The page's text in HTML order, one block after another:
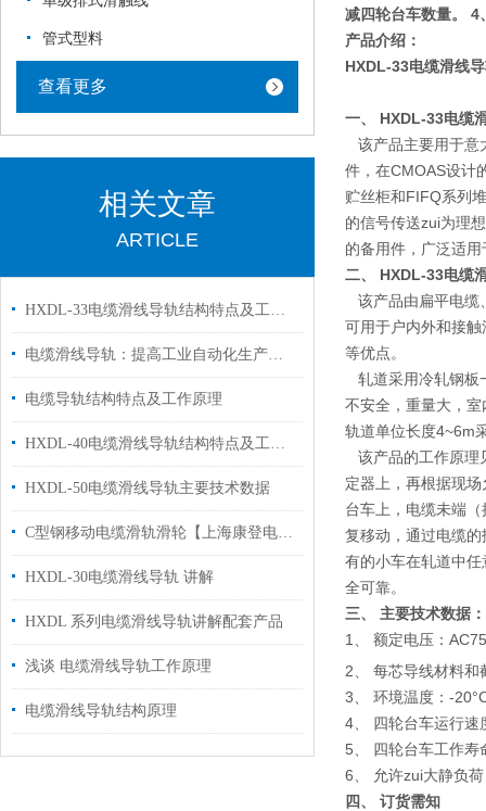
管式型料
查看更多
相关文章
ARTICLE
HXDL-33电缆滑线导轨结构特点及工作原理
电缆滑线导轨：提高工业自动化生产效率的重要组成部分
电缆导轨结构特点及工作原理
HXDL-40电缆滑线导轨结构特点及工作原理
HXDL-50电缆滑线导轨主要技术数据
C型钢移动电缆滑轨滑轮【上海康登电气】
HXDL-30电缆滑线导轨 讲解
HXDL 系列电缆滑线导轨讲解配套产品
浅谈 电缆滑线导轨工作原理
电缆滑线导轨结构原理
减四轮台车数量。 4
产品介绍：
HXDL-33电缆滑线
一、 HXDL-33电缆
该产品主要用于意
件，在CMOAS设计
贮丝柜和FIFQ系列
的信号传送zui为理
的备用件，广泛适
二、 HXDL-33电缆
该产品由扁平电缆
可用于户内外和接
等优点。
轧道采用冷轧钢板
不安全，重量大，
轨道单位长度4~6m
该产品的工作原理
定器上，再根据现
台车上，电缆未端
复移动，通过电缆
有的小车在轧道中
全可靠。
三、 主要技术数据：
1、 额定电压：
2、 每芯导线材料
3、 环境温度：-
4、 四轮台车运行速
5、 四轮台车工作寿
6、 允许zui大静负
四、 订货需知